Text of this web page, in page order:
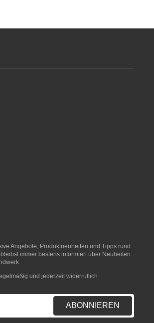
Angebote, Produktneuheiten und Tipps rund
immer bestens informiert über Neuheiten
und jederzeit widerruflich
ABONNIEREN